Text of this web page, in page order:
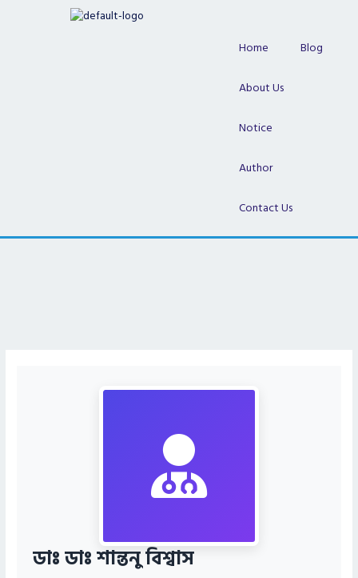
Home Blog
About Us
Notice
Author
Contact Us
ডাঃ ডাঃ শান্তনু বিশ্বাস